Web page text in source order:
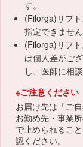
す。
(Filorga)リフ
指定できません
(Filorga)リフ
は個人差がご
し、医師に相
※ご注意ください
お届け先は「ご
お勤め先・事業
で止められるこ
認ください。